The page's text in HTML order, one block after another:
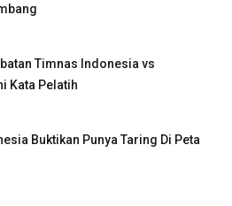
Timnas Indonesia vs
Kata Pelatih
Buktikan Punya Taring Di Peta